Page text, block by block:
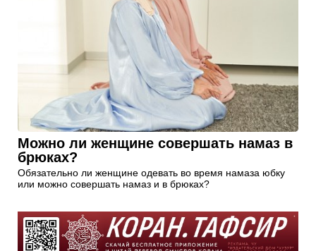
Можно ли женщине совершать намаз в
брюках?
Обязательно ли женщине одевать во время намаза юбку
или можно совершать намаз и в брюках?